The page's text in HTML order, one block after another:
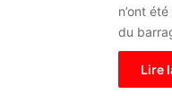
n’ont
du
Lire